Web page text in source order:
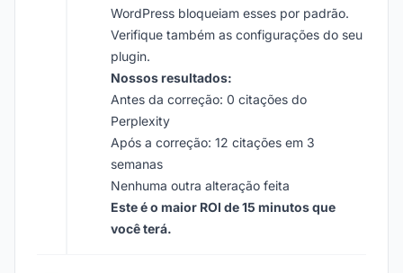
WordPress bloqueiam esses por padrão.
Verifique também as configurações do seu
plugin.
Nossos resultados:
Antes da correção: 0 citações do
Perplexity
Após a correção: 12 citações em 3
semanas
Nenhuma outra alteração feita
Este é o maior ROI de 15 minutos que
você terá.